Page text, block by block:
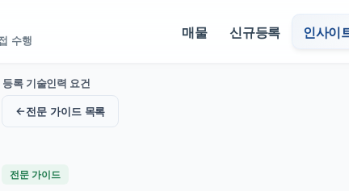
수행 매물 신규등록 인사이
록 기술인력 요건
←전문 가이드목록
전문 가이드